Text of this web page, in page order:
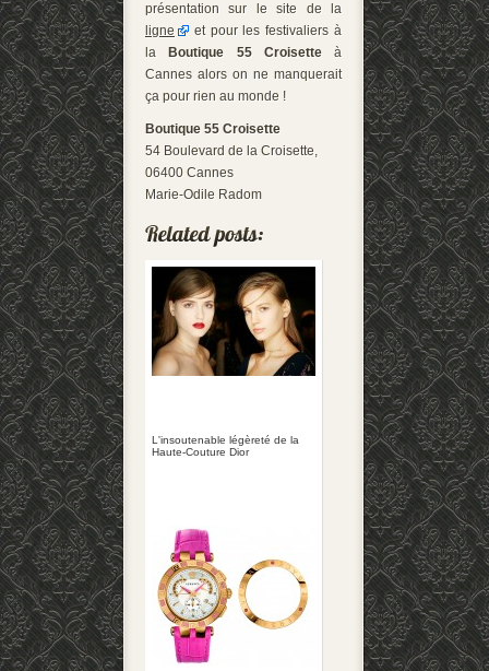
présentation sur le site de la
ligne
et pour les festivaliers à
la
Boutique 55 Croisetteà
Cannes alors on ne manquerait
ça pour rien au monde !
Boutique 55 Croisette
54 Boulevard de la Croisette,
06400 Cannes
Marie-Odile Radom
L'insoutenable légèreté de la
Haute-Couture Dior